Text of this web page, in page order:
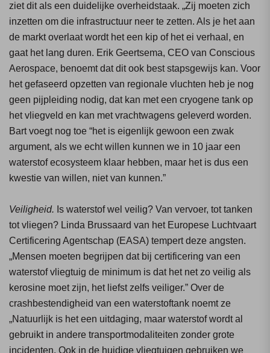
ziet dit als een duidelijke overheidstaak. „Zij moeten zich
inzetten om die infrastructuur neer te zetten. Als je het aan
de markt overlaat wordt het een kip of het ei verhaal, en
gaat het lang duren. Erik Geertsema, CEO van Conscious
Aerospace, benoemt dat dit ook best stapsgewijs kan. Voor
het gefaseerd opzetten van regionale vluchten heb je nog
geen pijpleiding nodig, dat kan met een cryogene tank op
het vliegveld en kan met vrachtwagens geleverd worden.
Bart voegt nog toe “het is eigenlijk gewoon een zwak
argument, als we echt willen kunnen we in 10 jaar een
waterstof ecosysteem klaar hebben, maar het is dus een
kwestie van willen, niet van kunnen.”
Veiligheid. Is waterstof wel veilig? Van vervoer, tot tanken
tot vliegen? Linda Brussaard van het Europese Luchtvaart
Certificering Agentschap (EASA) tempert deze angsten.
„Mensen moeten begrijpen dat bij certificering van een
waterstof vliegtuig de minimum is dat het net zo veilig als
kerosine moet zijn, het liefst zelfs veiliger.” Over de
crashbestendigheid van een waterstoftank noemt ze
„Natuurlijk is het een uitdaging, maar waterstof wordt al
gebruikt in andere transportmodaliteiten zonder grote
incidenten. Ook in de huidige vliegtuigen gebruiken we